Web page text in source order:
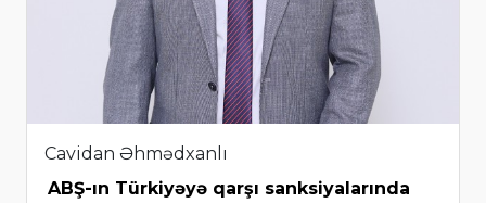
Cavidan Əhmədxanlı
ABŞ-ın Türkiyəyə qarşı sanksiyalarında